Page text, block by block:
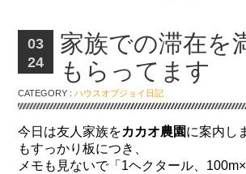
03
24
家族での滞在を
もらってます
CATEGORY :ハウスオブジョイ日記
今日は友人家族をカカオ農園に案内し
もすっかり板につき、
メモも見ないで「1ヘクタール、